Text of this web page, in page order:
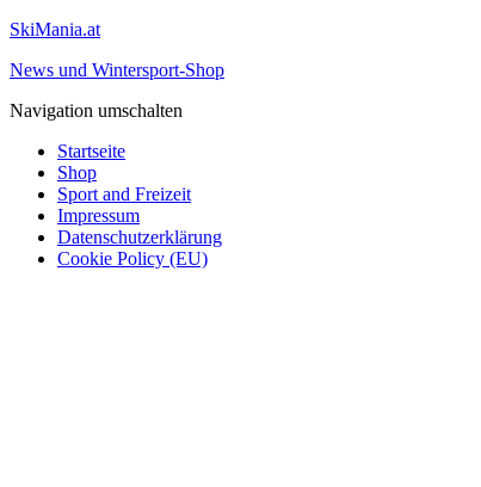
SkiMania.at
News und Wintersport-Shop
Navigation umschalten
Startseite
Shop
Sport and Freizeit
Impressum
Datenschutzerklärung
Cookie Policy (EU)